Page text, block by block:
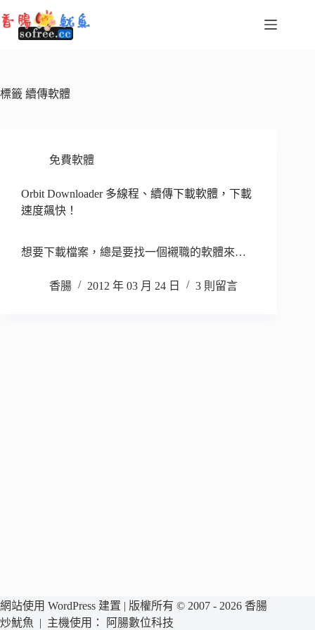
至
容
標籤 續傳軟體
免費軟體
Orbit Downloader 多線程、續傳下載軟體，下載
速度飆快！
想要下載檔案，總是要找一個襯職的軟體來…
香腸 2012 年 03 月 24 日 3 則留言
網站使用 WordPress 建置 | 版權所有 © 2007 - 2026 香腸
炒魷魚 | 主機使用：
阿腸數位科技